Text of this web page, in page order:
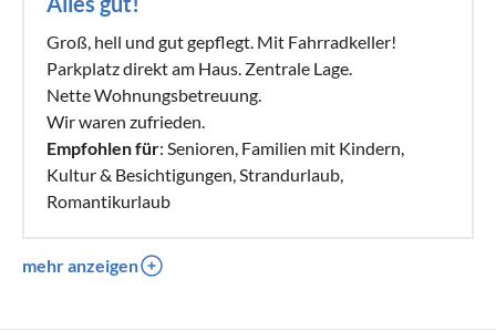
Groß, hell und gut gepflegt. Mit Fahrradkeller!
Parkplatz direkt am Haus. Zentrale Lage.
Nette Wohnungsbetreuung.
Wir waren zufrieden.
Empfohlen für: Senioren, Familien mit Kindern,
Kultur & Besichtigungen, Strandurlaub,
Romantikurlaub
mehr anzeigen